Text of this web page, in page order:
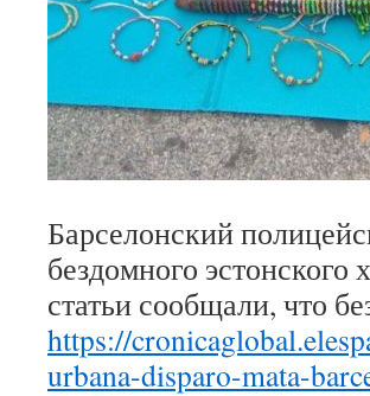
Барселонский
бездомного
статьи сообщали, что
https://
urbana-disparo-mata-